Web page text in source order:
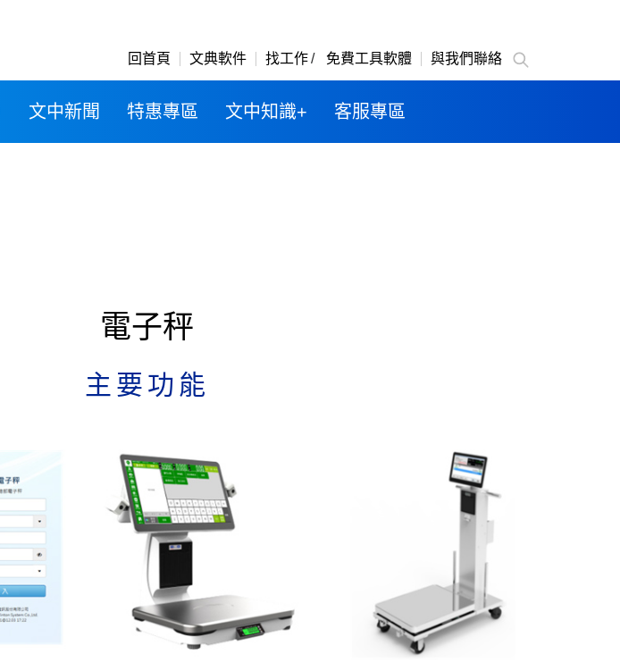
回首頁 文典軟件 找工作 免費工具軟體 與我們聯絡
文中新聞 特惠專區 文中知識+ 客服專區
電子秤
主要功能